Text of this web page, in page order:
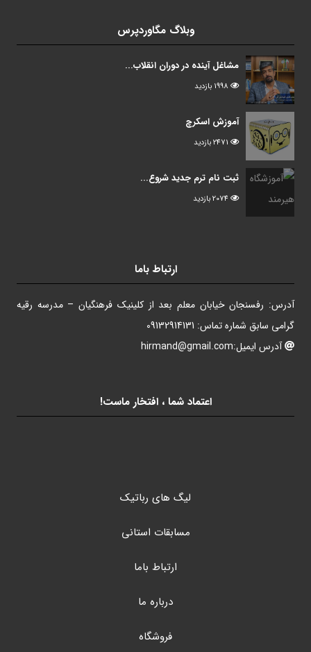
وبلاگ مگاوردپرس
مشاغل آینده در دوران انقلاب...
1998 بازدید
آموزش اسکرچ
2471 بازدید
ثبت نام ترم جدید شروع...
2074 بازدید
ارتباط باما
آدرس: رفسنجان خیابان معلم بعد از کلینیک فرهنگیان – مدرسه رقیه
گرامی سابق شماره تماس: 09132914131
آدرس ایمیل:hirmand@gmail.com
اعتماد شما ، افتخار ماست!
لیگ های رباتیک
مسابقات استانی
ارتباط باما
درباره ما
فروشگاه